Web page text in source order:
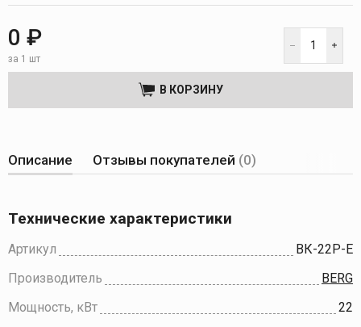
0 ₽
за 1 шт
В КОРЗИНУ
Описание Отзывы покупателей (0)
Технические характеристики
Артикул
ВК-22Р-E
Производитель
BERG
Мощность, кВт
22